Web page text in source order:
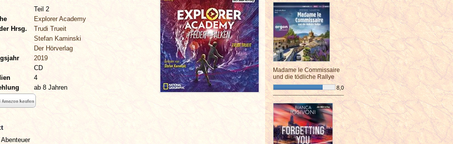
Teil 2
Explorer Academy
Hrsg.
Trudi Trueit
Stefan Kaminski
Der Hörverlag
2019
CD
4
ab 8 Jahren
Madame le Commissaire
und die tödliche Rallye
8,0
¯¯¯¯¯¯¯¯¯¯¯¯¯¯¯¯¯¯¯¯¯¯¯¯